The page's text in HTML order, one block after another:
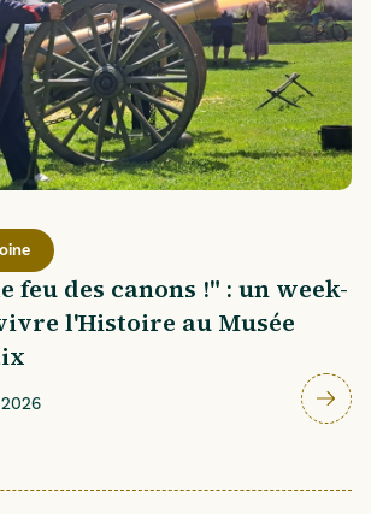
feu des canons !" : un week-
l'Histoire au Musée
2026